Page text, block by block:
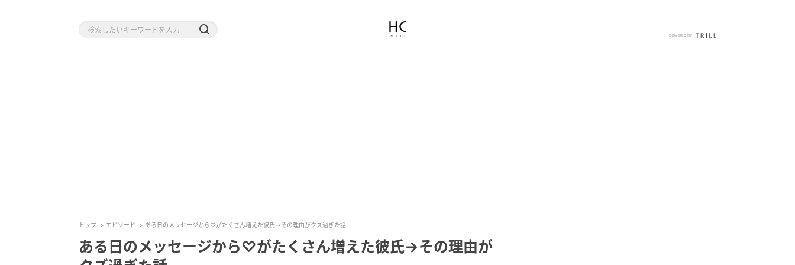
トップ エピソード ある日のメッセージから♡がたくさん増えた彼氏→その理由がクズ過ぎた話
ある日のメッセージから♡がたくさん増えた彼氏→その理由が